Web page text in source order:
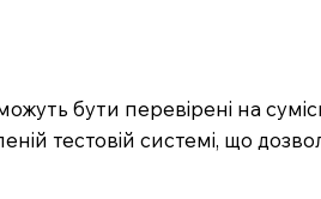
бути перевірені на
тестовій системі, що